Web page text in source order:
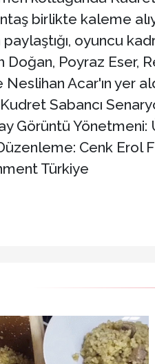
birlikte kaleme
oyuncu
Poyraz Eser,
Acar'ın yer
Sabancı
Görüntü
Cenk Erol
Türkiye